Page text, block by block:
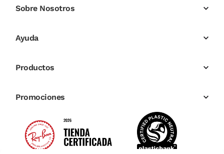
Sobre Nosotros
Ayuda
Productos
Promociones